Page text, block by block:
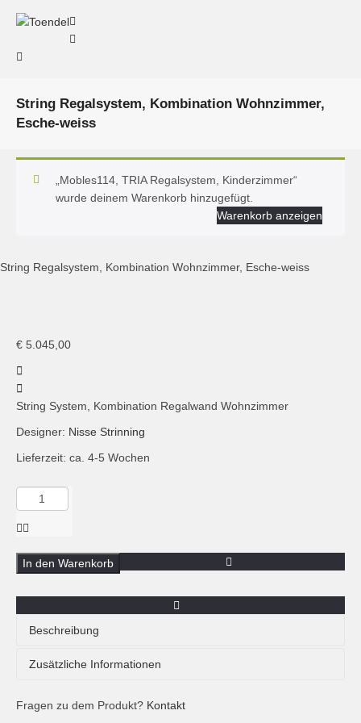
String Regalsystem, Kombination Wohnzimmer,
Esche-weiss
„Mobles114, TRIA Regalsystem, Kinderzimmer“
wurde deinem Warenkorb hinzugefügt.
Warenkorb anzeigen
String Regalsystem, Kombination Wohnzimmer, Esche-weiss
€ 5.045,00
String System, Kombination Regalwand Wohnzimmer
Designer: Nisse Strinning
Lieferzeit: ca. 4-5 Wochen
Menge
String
Regalsystem,
Wohnzimmer,
Esche-
In den Warenkorb
Beschreibung
Das Regalsystem String System lässt sich vielseitig zum
Zusätzliche Informationen
Zusätzliche Informationen
Fragen zu dem Produkt? Kontakt